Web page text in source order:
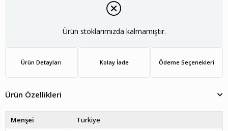
Ürün stoklarımızda kalmamıştır.
Ürün Detayları Kolay İade Ödeme Seçenekleri
Ürün Özellikleri
Menşei
Türkiye